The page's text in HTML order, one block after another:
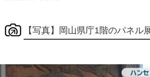
【写真】岡山県庁1階のパネ